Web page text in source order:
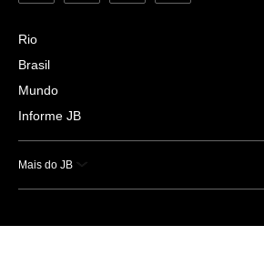
Rio
Brasil
Mundo
Informe JB
Mais do JB
Esportes